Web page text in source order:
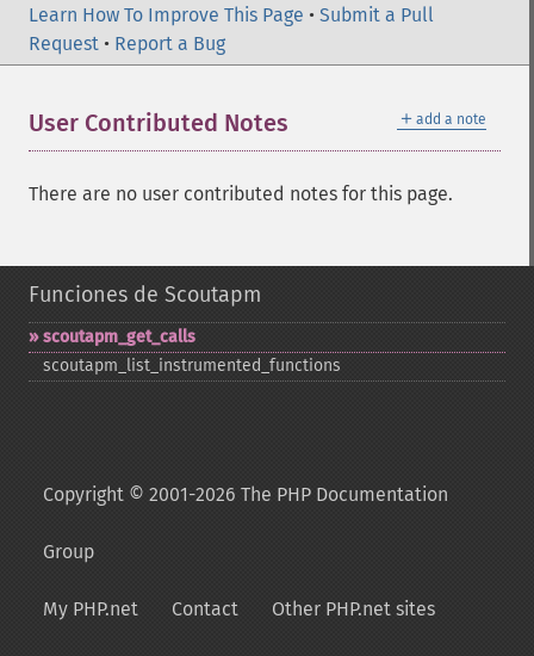
Learn How To Improve This Page • Submit a Pull
Request • Report a Bug
＋ add a note
User Contributed Notes
There are no user contributed notes for this page.
Funciones de Scoutapm
scoutapm_​get_​calls
scoutapm_​list_​instrumented_​functions
Copyright © 2001-2026 The PHP Documentation
Group
My PHP.net Contact Other PHP.net sites